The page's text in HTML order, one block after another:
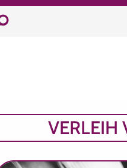
der Webseite suchen
VERLEIH